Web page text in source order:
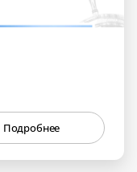
Подробнее